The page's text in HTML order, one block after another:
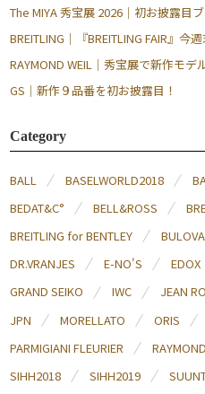
The MIYA 秀宝展 2026｜初お披露目
BREITLING｜『BREITLING FAIR』今
RAYMOND WEIL｜秀宝展で新作モデ
GS｜新作９品番を初お披露目！
Category
BALL BASELWORLD2018
BEDAT&C°
BELL&ROSS
BREITLING for BENTLEY
BULOVA
DR.VRANJES
E-NO'S EDOX
GRAND SEIKO
IWC JEAN
JPN
MORELLATO ORIS
PARMIGIANI FLEURIER
SIHH2018
SIHH2019